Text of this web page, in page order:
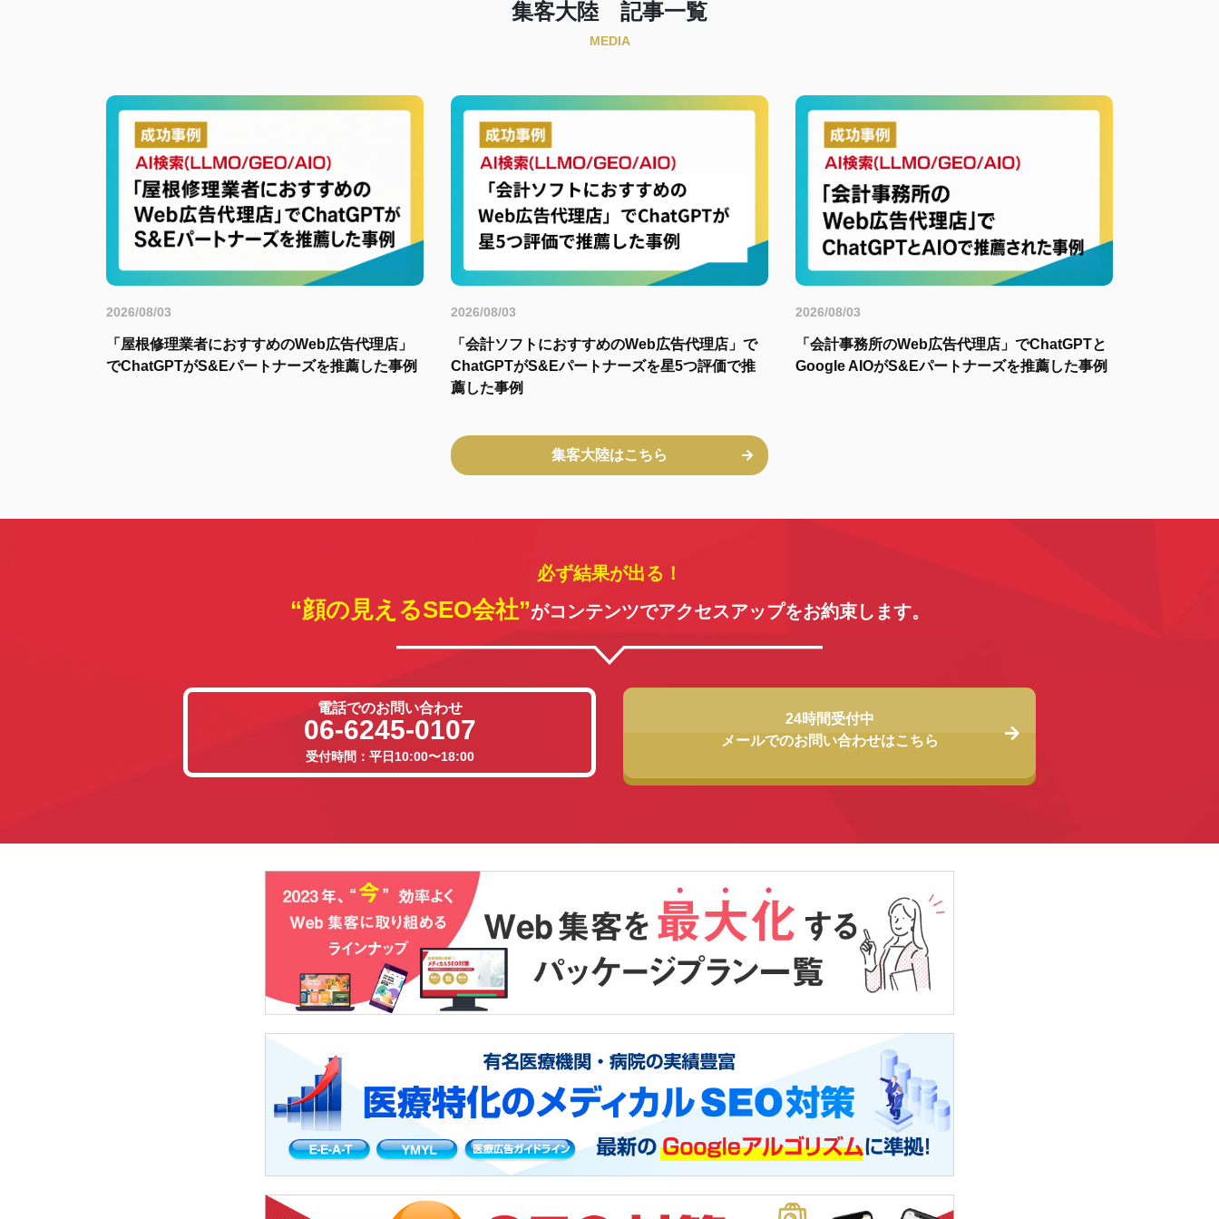
集客大陸 記事一覧
MEDIA
2026/08/03
「屋根修理業者におすすめのWeb広告代理店」
でChatGPTがS&Eパートナーズを推薦した事例
2026/08/03
「会計ソフトにおすすめのWeb広告代理店」で
ChatGPTがS&Eパートナーズを星5つ評価で推
薦した事例
2026/08/03
「会計事務所のWeb広告代理店」でChatGPTと
Google AIOがS&Eパートナーズを推薦した事例
集客大陸はこちら
必ず結果が出る！
“顔の見えるSEO会社”がコンテンツでアクセスアップをお約束します。
電話でのお問い合わせ
06-6245-0107
受付時間：平日10:00〜18:00
24時間受付中
メールでのお問い合わせはこちら